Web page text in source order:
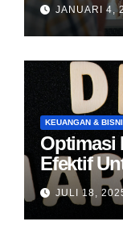
JANUARI 4,
KEUANGAN &
Optimasi
Efektif
JULI 18,